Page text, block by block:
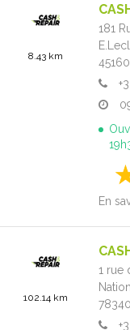
8.43 km
181
45160
En
102.14 km
1 rue
78340